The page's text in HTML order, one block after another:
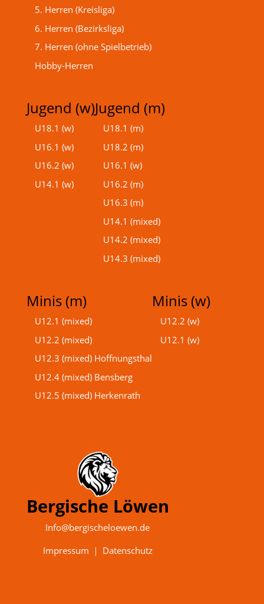
5. Herren (Kreisliga)
6. Herren (Bezirksliga)
7. Herren (ohne Spielbetrieb)
Hobby-Herren
Jugend (w)
U18.1 (w)
U16.1 (w)
U16.2 (w)
U14.1 (w)
Jugend (m)
U18.1 (m)
U18.2 (m)
U16.1 (w)
U16.2 (m)
U16.3 (m)
U14.1 (mixed)
U14.2 (mixed)
U14.3 (mixed)
Minis (m)
U12.1 (mixed)
U12.2 (mixed)
U12.3 (mixed) Hoffnungsthal
U12.4 (mixed) Bensberg
U12.5 (mixed) Herkenrath
Minis (w)
U12.2 (w)
U12.1 (w)
Bergische Löwen
Info@bergischeloewen.de
Impressum ｜ Datenschutz